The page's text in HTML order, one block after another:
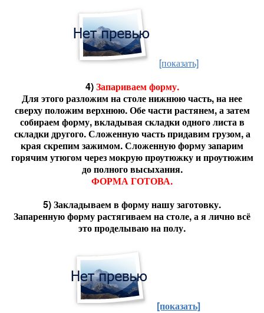
[показать]
4)Запариваем форму.
Для этого разложим на столе нижнюю часть, на нее
сверху положим верхнюю. Обе части растянем, а затем
собираем форму, вкладывая складки одного листа в
складки другого. Сложенную часть придавим грузом, а
края скрепим зажимом. Сложенную форму запарим
горячим утюгом через мокрую проутюжку и проутюжим
до полного высыхания.
ФОРМА ГОТОВА.
5)Закладываем в форму нашу заготовку.
Запаренную форму растягиваем на столе, а я лично всё
это проделываю на полу.
[показать]